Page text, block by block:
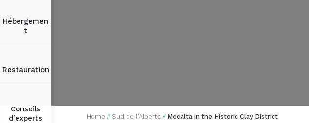
Hébergemen
t
Restauration
Conseils
d’experts
Home // Sud de l'Alberta // Medalta in the Historic Clay District